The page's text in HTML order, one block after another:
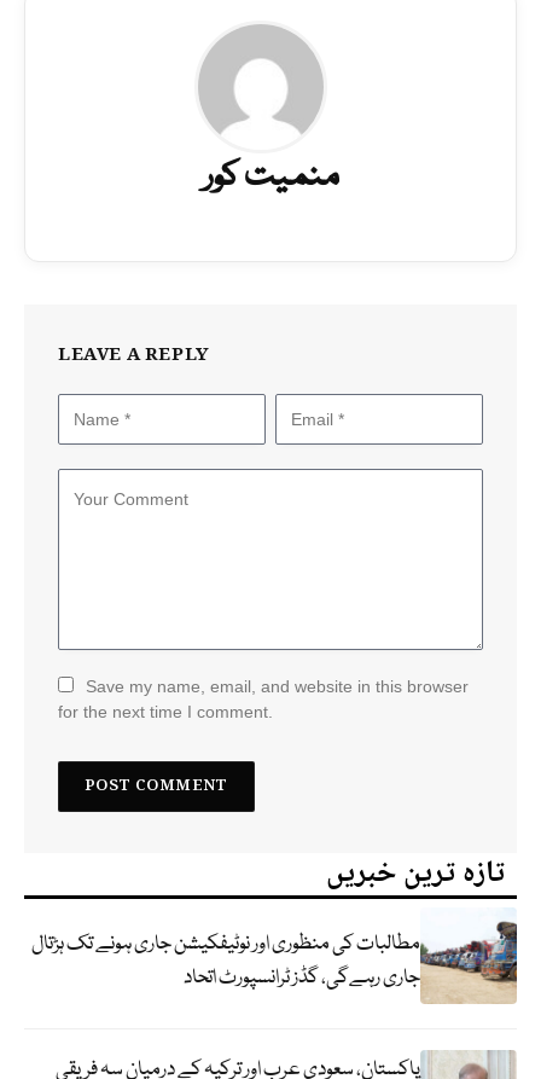
منمیت کور
LEAVE A REPLY
Save my name, email, and website in this browser
for the next time I comment.
تازہ ترین خبریں
مطالبات کی منظوری اور نوٹیفکیشن جاری ہونے تک ہڑتال
جاری رہےگی، گڈز ٹرانسپورٹ اتحاد
پاکستان، سعودی عرب اور ترکیہ کے درمیان سہ فریقی